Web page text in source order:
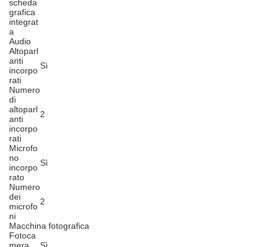
scheda
grafica
integrat
a
Audio
Altoparl
anti
incorpo
rati
Sì
Numero
di
altoparl
anti
incorpo
rati
2
Microfo
no
incorpo
rato
Sì
Numero
dei
microfo
ni
2
Macchina fotografica
Fotoca